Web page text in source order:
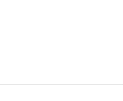
（40）安澄字